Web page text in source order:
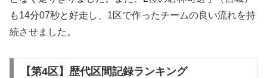
も14分07秒と好走し、1区で作ったチームの良い流れを持
続させました。
【第4区】歴代区間記録ランキング